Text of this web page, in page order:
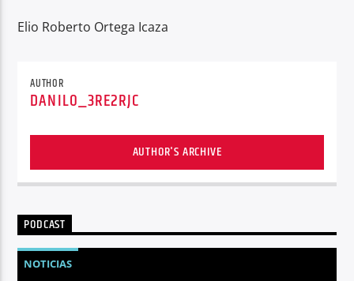
Elio Roberto Ortega Icaza
AUTHOR
DANILO_3RE2RJC
AUTHOR'S ARCHIVE
PODCAST
NOTICIAS